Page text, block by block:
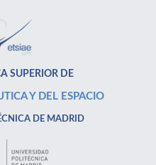
SUPERIOR DE
Y DEL ESPACIO
DE MADRID